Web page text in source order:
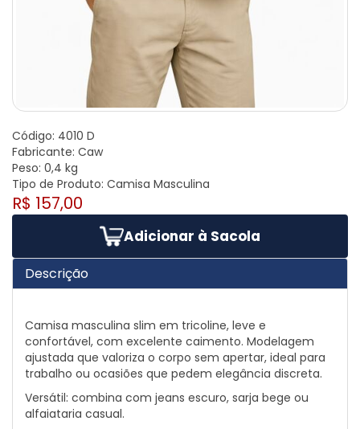
Código: 4010 D
Fabricante: Caw
Peso: 0,4 kg
Tipo de Produto: Camisa Masculina
R$ 157,00
Adicionar à Sacola
Descrição
Camisa masculina slim em tricoline, leve e
confortável, com excelente caimento. Modelagem
ajustada que valoriza o corpo sem apertar, ideal para
trabalho ou ocasiões que pedem elegância discreta.
Versátil: combina com jeans escuro, sarja bege ou
alfaiataria casual.